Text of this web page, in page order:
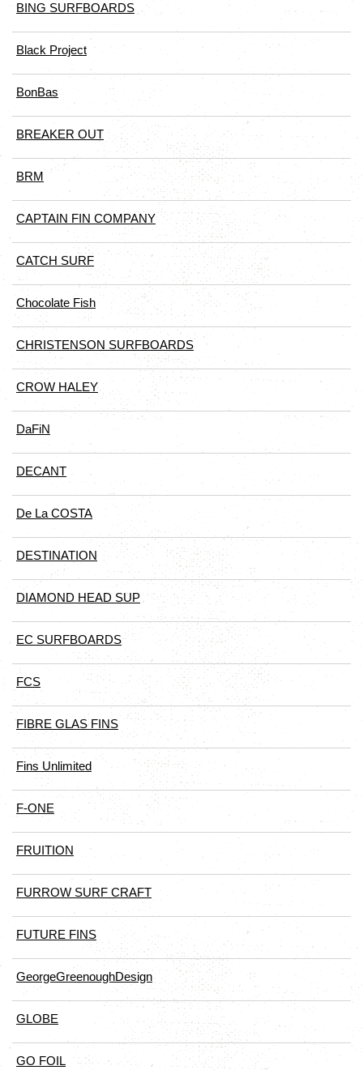
BING SURFBOARDS
Black Project
BonBas
BREAKER OUT
BRM
CAPTAIN FIN COMPANY
CATCH SURF
Chocolate Fish
CHRISTENSON SURFBOARDS
CROW HALEY
DaFiN
DECANT
De La COSTA
DESTINATION
DIAMOND HEAD SUP
EC SURFBOARDS
FCS
FIBRE GLAS FINS
Fins Unlimited
F-ONE
FRUITION
FURROW SURF CRAFT
FUTURE FINS
GeorgeGreenoughDesign
GLOBE
GO FOIL